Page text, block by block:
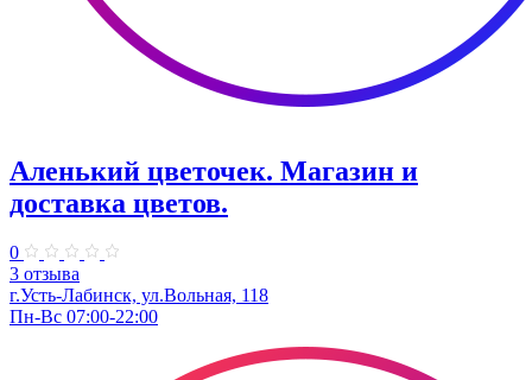
Аленький цветочек. Магазин и
доставка цветов.
0
3 отзыва
г.Усть-Лабинск, ул.Вольная, 118
Пн-Вс 07:00-22:00